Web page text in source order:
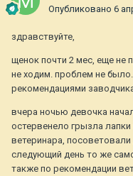
Опубликовано 6
здравствуйте,
щенок почти 2 мес, еще не
не ходим. проблем не
рекомендациями
вчера ночью девочка
остервенело грызла
ветеринара, посоветовали
следующий день то же
также по рекомендации